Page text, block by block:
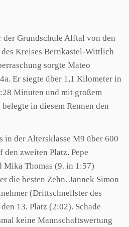
der Grundschule Alftal von den
Kreises Bernkastel-Wittlich
sorgte Mateo
Er siegte über 1,1 Kilometer in
Minuten und mit großem
in diesem Rennen den
in der Altersklasse M9 über 600
zweiten Platz. Pepe
Mika Thomas (9. in 1:57)
die besten Zehn. Jannek Simon
(Drittschnellster des
13. Platz (2:02). Schade
keine Mannschaftswertung